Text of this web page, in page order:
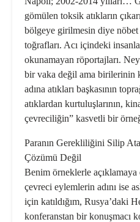
gömülen toksik atıkların
bölgeye girilmesin diye
toğrafları. Acı içindeki
okunamayan röportaj­ları.
bir vaka değil ama birilerinin
adına atıkla­rı başkasının
atıklardan kurtuluşlarının,
çevre­ciliğin” kasvetli bir
Paranın Gerekliliğini Silip
Çözümü Değil
Benim örneklerle açıklamaya
çevreci ey­lemlerin adını ise
için katıldığım, Rusya’daki
konfe­ranstan bir konuşmacı